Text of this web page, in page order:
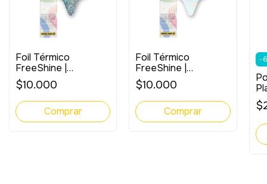
Foil Térmico
FreeShine |
Holográfico
Punteado
$10.000
Foil Térmico
FreeShine |
Holográfico Plateado
$10.000
-6